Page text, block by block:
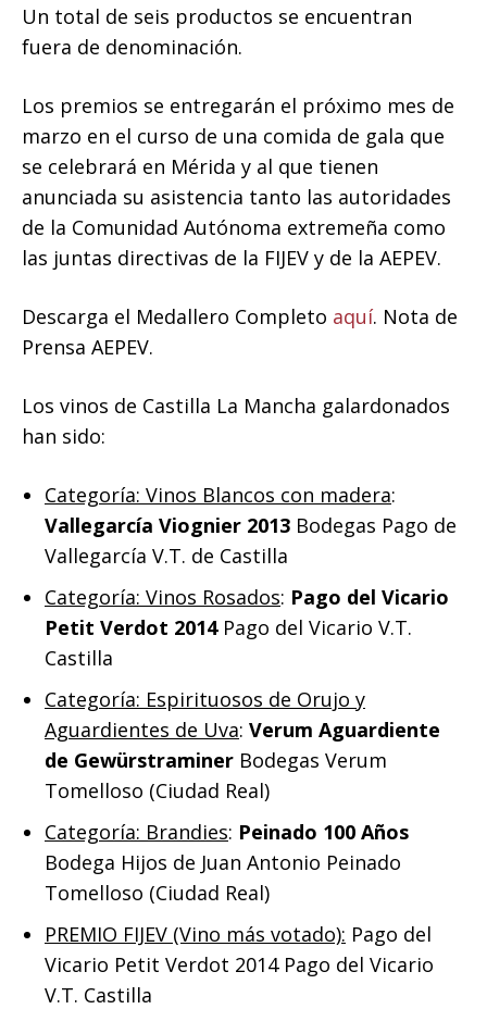
Un total de seis productos se encuentran
fuera de denominación.
Los premios se entregarán el próximo mes de
marzo en el curso de una comida de gala que
se celebrará en Mérida y al que tienen
anunciada su asistencia tanto las autoridades
de la Comunidad Autónoma extremeña como
las juntas directivas de la FIJEV y de la AEPEV.
Descarga el Medallero Completo aquí. Nota de
Prensa AEPEV.
Los vinos de Castilla La Mancha galardonados
han sido:
Categoría: Vinos Blancos con madera:
Vallegarcía Viognier 2013 Bodegas Pago de
Vallegarcía V.T. de Castilla
Categoría: Vinos Rosados: Pago del Vicario
Petit Verdot 2014Pago del Vicario V.T.
Castilla
Categoría: Espirituosos de Orujo y
Aguardientes de Uva: Verum Aguardiente
de Gewürstraminer Bodegas Verum
Tomelloso (Ciudad Real)
Categoría: Brandies: Peinado 100 Años
Bodega Hijos de Juan Antonio Peinado
Tomelloso (Ciudad Real)
PREMIO FIJEV (Vino más votado): Pago del
Vicario Petit Verdot 2014 Pago del Vicario
V.T. Castilla